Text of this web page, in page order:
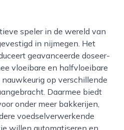
in nijmegen. Het
geavanceerde doseer-
vloeibare en halfvloeibare
op verschillende
Daarmee biedt
onder meer bakkerijen,
voedselverwerkende
willen automatiseren en